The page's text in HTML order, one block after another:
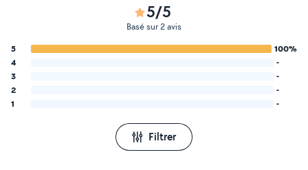
5/5
Basé sur 2 avis
5
100%
4
-
3
-
2
-
1
-
Filtrer